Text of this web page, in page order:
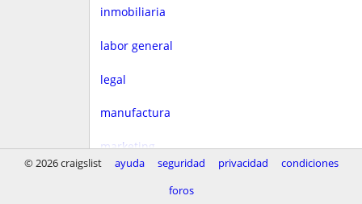
inmobiliaria
labor general
legal
manufactura
marketing
© 2026 craigslist ayuda seguridad privacidad
condiciones
foros